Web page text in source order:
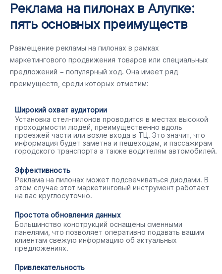
Реклама на пилонах в Алупке:
пять основных преимуществ
Размещение рекламы на пилонах в рамках
маркетингового продвижения товаров или специальных
предложений − популярный ход. Она имеет ряд
преимуществ, среди которых отметим:
Широкий охват аудитории
Установка стел-пилонов проводится в местах высокой
проходимости людей, преимущественно вдоль
проезжей части или возле входа в ТЦ. Это значит, что
информация будет заметна и пешеходам, и пассажирам
городского транспорта а также водителям автомобилей.
Эффективность
Реклама на пилонах может подсвечиваться диодами. В
этом случае этот маркетинговый инструмент работает
на вас круглосуточно.
Простота обновления данных
Большинство конструкций оснащены сменными
панелями, что позволяет оперативно подавать вашим
клиентам свежую информацию об актуальных
предложениях.
Привлекательность